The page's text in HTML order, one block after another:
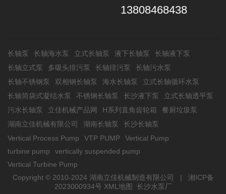
13808468438
长轴泵 长轴海水泵 立式长轴泵 液下长轴泵
长轴液下泵
长轴立式泵
多吸头排污泵 长轴排污泵
长轴污水泵
长轴不锈钢泵
双相钢长轴泵 海水长轴泵
立式长轴循环水泵
长轴筒袋式凝结水泵
不锈钢长轴泵 长沙液下泵
立式长轴透平泵
污水长轴泵
立佳机械产品网 H系列直角齿轮箱
餐厨垃圾泵
湖南立佳机械有限公司
湖南长轴泵
长沙长轴泵
Vertical Process Pump
VTP PUMP
Vertical Pump
turbine pump
vertically suspended pump
Vertical Turbine Pump
Copyright © 2010-2024 湖南立佳机械制造有限公司 | 湘ICP备
2023000934号 XML地图 长沙水泵厂